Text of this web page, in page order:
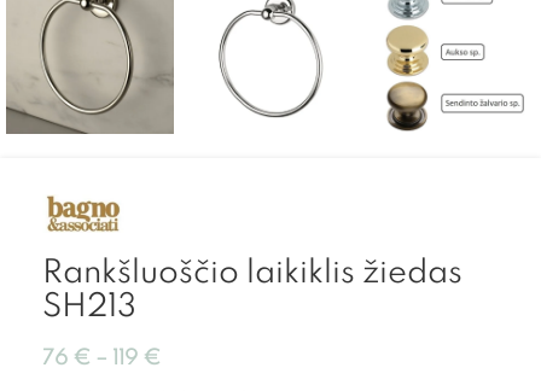
Rankšluoščio laikiklis žiedas
SH213
76 € – 119 €